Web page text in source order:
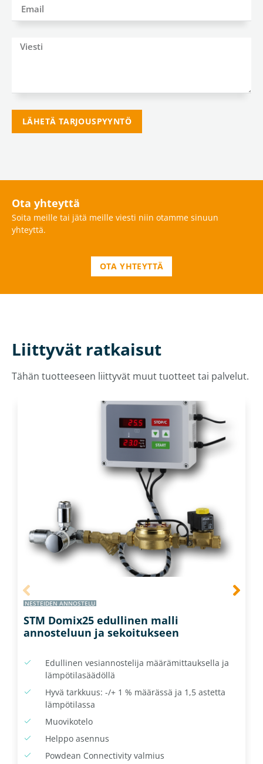
LÄHETÄ TARJOUSPYYNTÖ
Ota yhteyttä
Soita meille tai jätä meille viesti niin otamme sinuun
yhteyttä.
OTA YHTEYTTÄ
Liittyvät ratkaisut
Tähän tuotteeseen liittyvät muut tuotteet tai palvelut.
NESTEIDEN ANNOSTELU
STM Domix25 edullinen malli
annosteluun ja sekoitukseen
Edullinen vesiannostelija määrämittauksella ja
lämpötilasäädöllä
Hyvä tarkkuus: -/+ 1 % määrässä ja 1,5 astetta
lämpötilassa
Muovikotelo
Helppo asennus
Powdean Connectivity valmius